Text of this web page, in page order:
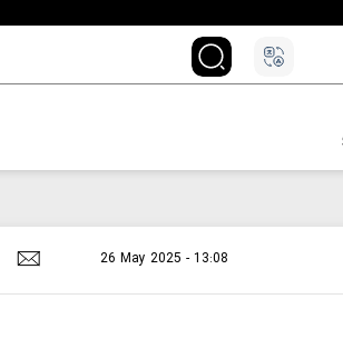
26 May 2025 - 13:08